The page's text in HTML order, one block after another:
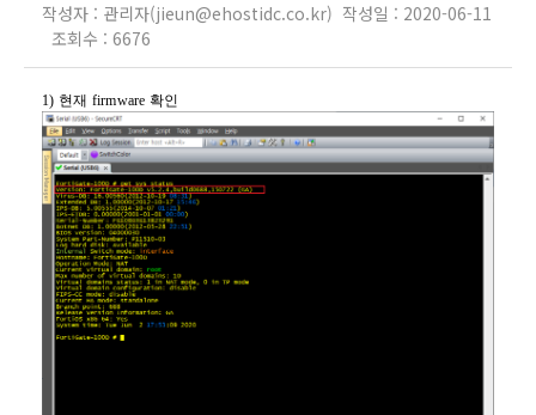
작성자 : 관리자(jieun@ehostidc.co.kr) 작성일 : 2020-06-11
조회수 : 6676
1) 현재 firmware 확인